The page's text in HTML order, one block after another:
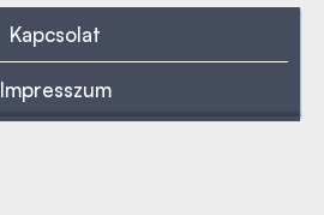
Kapcsolat
Impresszum